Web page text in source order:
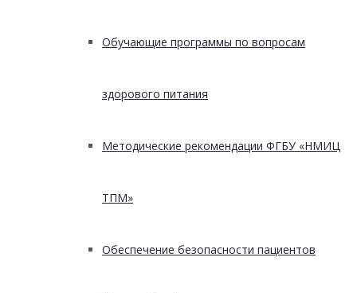
Обучающие программы по вопросам
здорового питания
Методические рекомендации ФГБУ «НМИЦ
ТПМ»
Обеспечение безопасности пациентов